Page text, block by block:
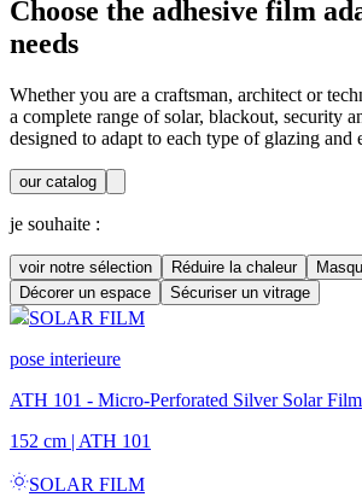
Choose the adhesive film
needs
Whether you are a craftsman, architect or
a complete range of solar, blackout, security
designed to adapt to each type of glazing and
our catalog
je souhaite :
voir notre sélection Réduire la chaleur
Décorer un espace
Sécuriser un vitrage
SOLAR FILM
pose interieure
ATH 101 - Micro-Perforated Silver Solar Film
152 cm | ATH 101
SOLAR FILM